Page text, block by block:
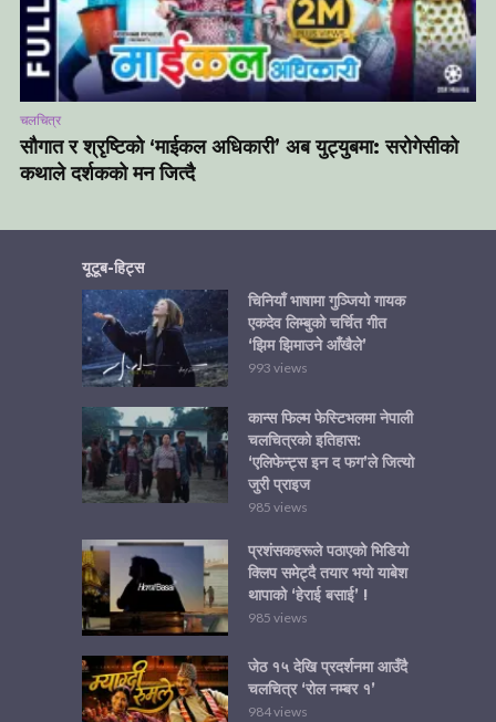
चलचित्र
सौगात र श्रृष्टिको ‘माईकल अधिकारी’ अब युट्युबमा: सरोगेसीको
कथाले दर्शकको मन जित्दै
यूटूब-हिट्स
चिनियाँ भाषामा गुञ्जियो गायक
एकदेव लिम्बुको चर्चित गीत
‘झिम झिमाउने आँखैले’
993 views
कान्स फिल्म फेस्टिभलमा नेपाली
चलचित्रको इतिहास:
‘एलिफेन्ट्स इन द फग’ले जित्यो
जुरी प्राइज
985 views
प्रशंसकहरूले पठाएको भिडियो
क्लिप समेट्दै तयार भयो याबेश
थापाको ‘हेराई बसाई’ !
985 views
जेठ १५ देखि प्रदर्शनमा आउँदै
चलचित्र ‘रोल नम्बर १’
984 views